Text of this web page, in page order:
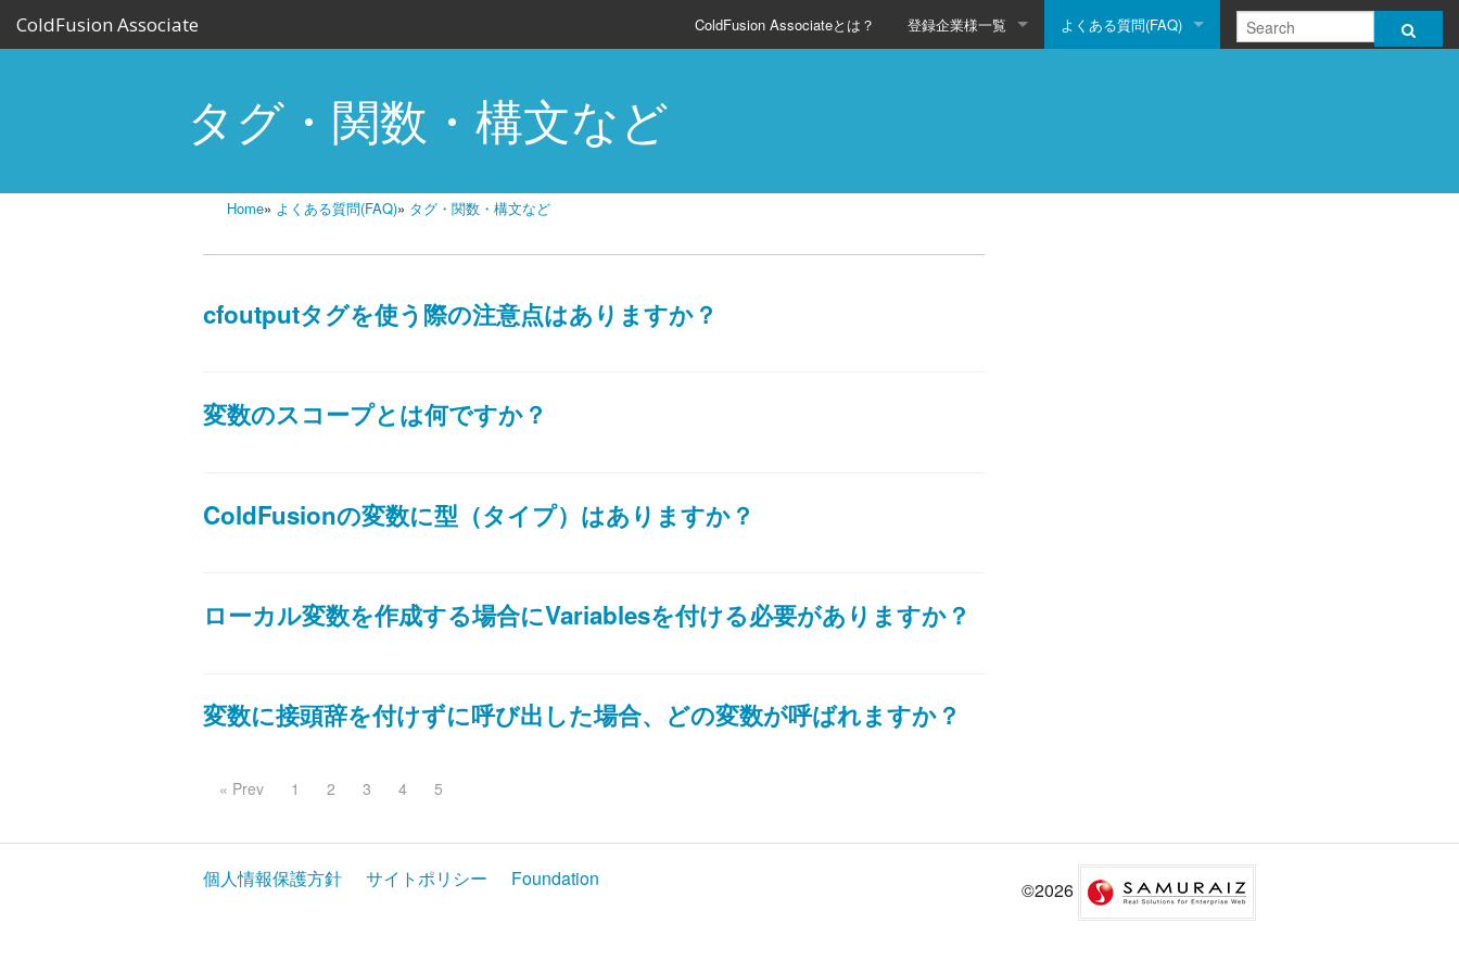
ColdFusion Associate ColdFusion Associateとは？ 登録企業様一覧 よくある質問(FAQ)
タグ・関数・構文など
Home» よくある質問(FAQ)» タグ・関数・構文など
cfoutputタグを使う際の注意点はありますか？
変数のスコープとは何ですか？
ColdFusionの変数に型（タイプ）はありますか？
ローカル変数を作成する場合にVariablesを付ける必要がありますか？
変数に接頭辞を付けずに呼び出した場合、どの変数が呼ばれますか？
« Prev 1 2 3 4 5
個人情報保護方針 サイトポリシー Foundation ©2026